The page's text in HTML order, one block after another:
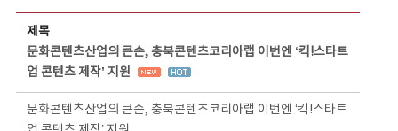
제목
문화콘텐츠산업의 큰손, 충북콘텐츠코리아랩 이번엔 ‘킥!스타트
업 콘텐츠 제작’ 지원
문화콘텐츠산업의 큰손, 충북콘텐츠코리아랩 이번엔 ‘킥!스타트